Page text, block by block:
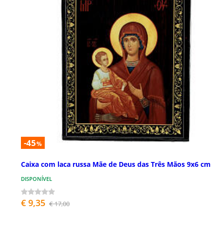
-45%
Caixa com laca russa Mãe de Deus das Três Mãos 9x6 cm
DISPONÍVEL
€ 9,35 € 17,00